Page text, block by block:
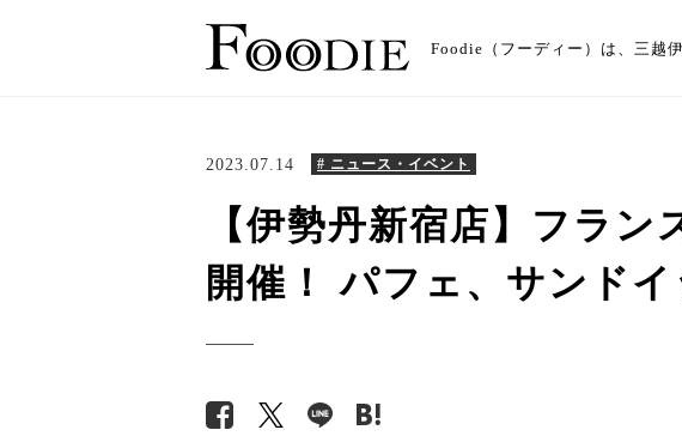
Foodie（フーディー）は、三越
2023.07.14 # ニュース・イベント
【伊勢丹新宿店】フラ
開催！ パフェ、サンド